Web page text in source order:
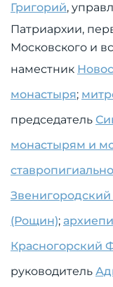
Григорий,
Патриархии,
Московского и
наместник
монастыря;
председатель
монастырям и
(Рощин);
Красногорский
руководитель